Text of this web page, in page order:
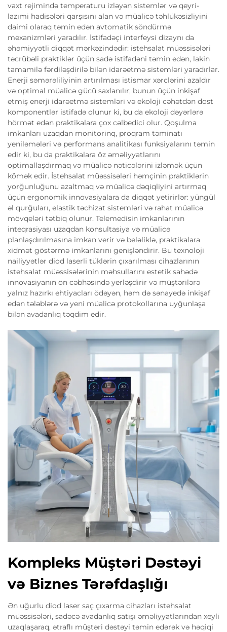
vaxt rejimində temperaturu izləyən sistemlər və qeyri-
lazımi hadisələri qarşısını alan və müalicə təhlükəsizliyini
daimi olaraq təmin edən avtomatik söndürmə
mexanizmləri yaradılır. İstifadəçi interfeysi dizaynı da
əhəmiyyətli diqqət mərkəzindədir: istehsalat müəssisələri
təcrübəli praktiklər üçün sadə istifadəni təmin edən, lakin
tamamilə fərdiləşdirilə bilən idarəetmə sistemləri yaradırlar.
Enerji səmərəliliyinin artırılması istismar xərclərini azaldır
və optimal müalicə gücü saxlanılır; bunun üçün inkişaf
etmiş enerji idarəetmə sistemləri və ekoloji cəhətdən dost
komponentlər istifadə olunur ki, bu da ekoloji dəyərlərə
hörmət edən praktikalara çox cəlbedici olur. Qoşulma
imkanları uzaqdan monitorinq, proqram təminatı
yeniləmələri və performans analitikası funksiyalarını təmin
edir ki, bu da praktikalara öz əməliyyatlarını
optimallaşdırmaq və müalicə nəticələrini izləmək üçün
kömək edir. İstehsalat müəssisələri həmçinin praktiklərin
yorğunluğunu azaltmaq və müalicə dəqiqliyini artırmaq
üçün ergonomik innovasiyalara da diqqət yetirirlər: yüngül
əl qurğuları, elastik təchizat sistemləri və rahat müalicə
mövqeləri tətbiq olunur. Telemedisin imkanlarının
inteqrasiyası uzaqdan konsultasiya və müalicə
planlaşdırılmasına imkan verir və beləliklə, praktikalara
xidmət göstərmə imkanlarını genişləndirir. Bu texnoloji
nailiyyətlər diod laserli tüklərin çıxarılması cihazlarının
istehsalat müəssisələrinin məhsullarını estetik sahədə
innovasiyanın ön cəbhəsində yerləşdirir və müştərilərə
yalnız hazırkı ehtiyacları ödəyən, həm də sənayedə inkişaf
edən tələblərə və yeni müalicə protokollarına uyğunlaşa
bilən avadanlıq təqdim edir.
Kompleks Müştəri Dəstəyi
və Biznes Tərəfdaşlığı
Ən uğurlu diod laser saç çıxarma cihazları istehsalat
müəssisələri, sadəcə avadanlıq satışı əməliyyatlarından xeyli
uzaqlaşaraq, ətraflı müştəri dəstəyi təmin edərək və həqiqi